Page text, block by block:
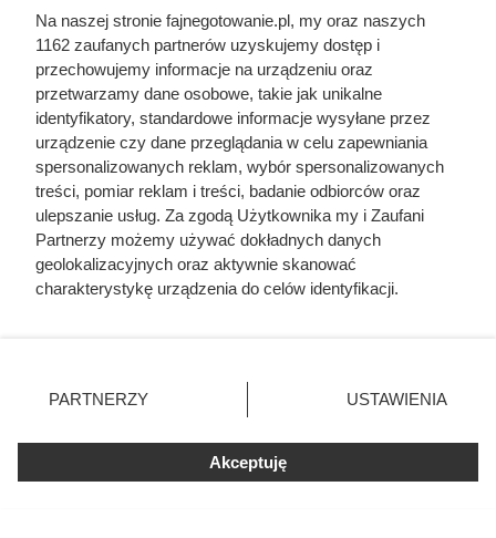
Prawdziwy koszmar chłopek
zaczynał się po zamknięciu drzwi
domu
Na naszej stronie fajnegotowanie.pl, my oraz naszych
1162 zaufanych partnerów uzyskujemy dostęp i
przechowujemy informacje na urządzeniu oraz
przetwarzamy dane osobowe, takie jak unikalne
identyfikatory, standardowe informacje wysyłane przez
urządzenie czy dane przeglądania w celu zapewniania
spersonalizowanych reklam, wybór spersonalizowanych
treści, pomiar reklam i treści, badanie odbiorców oraz
ulepszanie usług. Za zgodą Użytkownika my i Zaufani
Partnerzy możemy używać dokładnych danych
geolokalizacyjnych oraz aktywnie skanować
charakterystykę urządzenia do celów identyfikacji.
zmienić/wycofać klikając przycisk ustawień prywatności
znajdujący się w lewym dolnym rogu strony
rodzaje przetwarzania danych nie wymagają zgody
użytkownika, ale masz prawo sprzeciwić się takiemu
przetwarzaniu. Preferencje będą miały zastosowania tylko
PARTNERZY USTAWIENIA
Akceptuję